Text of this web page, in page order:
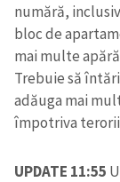
numără,
bloc de
mai multe
Trebuie să
adăuga mai
împotriva terorii
UPDATE 11:55